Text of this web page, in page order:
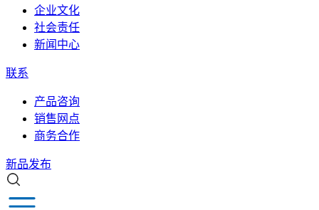
企业文化
社会责任
新闻中心
联系
产品咨询
销售网点
商务合作
新品发布